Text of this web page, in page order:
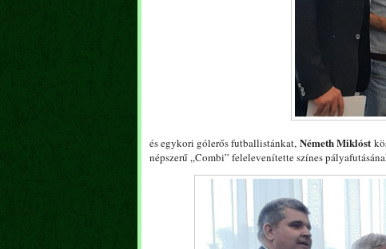
és egykori gólerős futballistánkat, Németh Miklóst
népszerű „Combi” felelevenítette színes